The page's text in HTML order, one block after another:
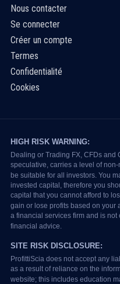
Nous contacter
Se connecter
Créer un compte
Termes
Confidentialité
Cookies